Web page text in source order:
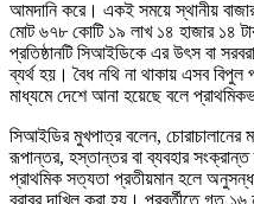
আমদানি করে। একই সময়ে স্থানীয়
মোট ৬৭৮ কোটি ১৯ লাখ ১৪ হাজার ১৪
প্রতিষ্ঠানটি সিআইডিকে এর উৎস বা
ব্যর্থ হয়। বৈধ নথি না থাকায় এসব বিপুল
মাধ্যমে দেশে আনা হয়েছে বলে
সিআইডির মুখপাত্র বলেন,
রূপান্তর, হস্তান্তর বা ব্যবহার সংক্রান্ত
প্রাথমিক সত্যতা প্রতীয়মান হলে
বরাবর দাখিল করা হয়। পরবর্তীতে গত